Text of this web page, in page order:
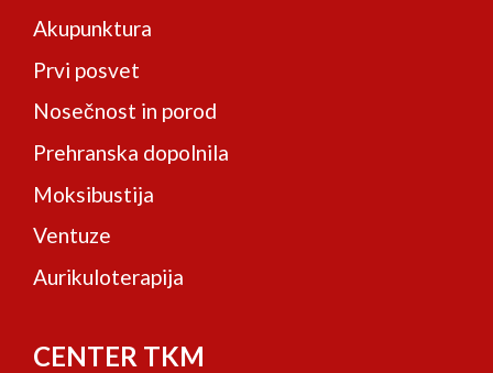
Akupunktura
Prvi posvet
Nosečnost in porod
Prehranska dopolnila
Moksibustija
Ventuze
Aurikuloterapija
CENTER TKM